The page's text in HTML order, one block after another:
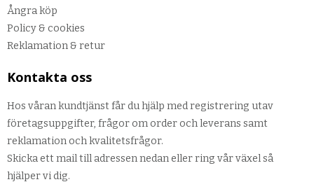
Ångra köp
Policy & cookies
Reklamation & retur
Kontakta oss
Hos våran kundtjänst får du hjälp med registrering utav
företagsuppgifter, frågor om order och leverans samt
reklamation och kvalitetsfrågor.
Skicka ett mail till adressen nedan eller ring vår växel så
hjälper vi dig.